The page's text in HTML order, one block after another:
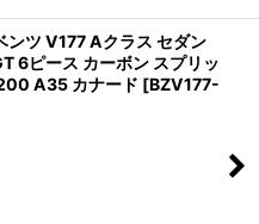
ンツ V177 Aクラス セダン
6ピース カーボン スプリッ
A35 カナード [BZV177-